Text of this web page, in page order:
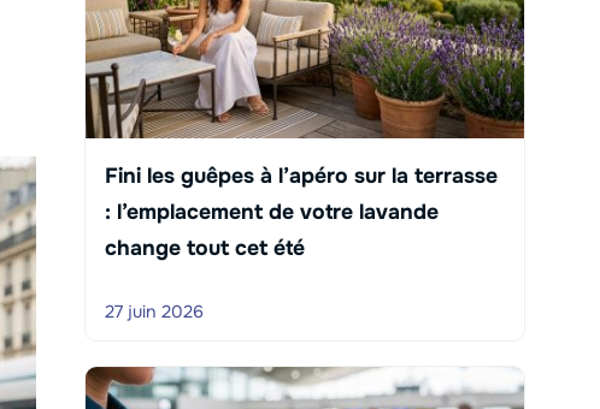
Fini les guêpes à l’apéro sur la terrasse
: l’emplacement de votre lavande
change tout cet été
27 juin 2026